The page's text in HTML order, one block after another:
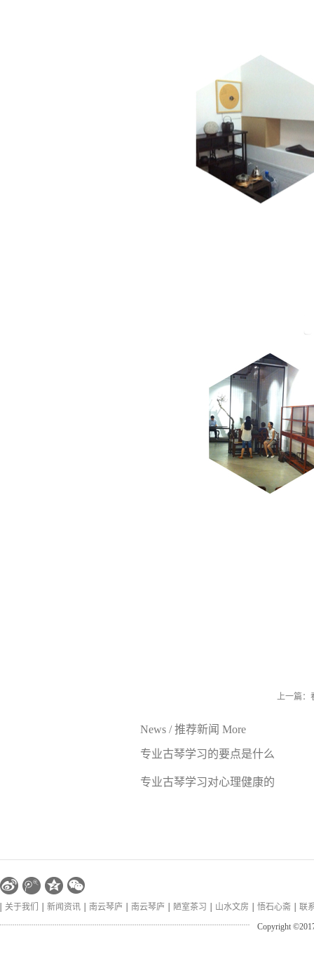
上一篇：
News / 推荐新闻 More
专业古琴学习的要点是什么
专业古琴学习对心理健康的
关于我们 新闻资讯 南云琴庐 南云琴庐 陋室茶习 山水文房 悟石心斋
联
Copyright